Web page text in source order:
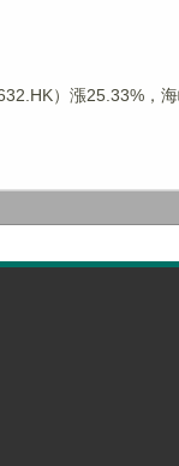
）漲25.33%，